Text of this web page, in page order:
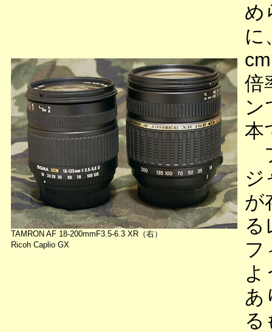
TAMRON AF 18-200mmF3.5-6.3 XR（右）
Ricoh Caplio GX
め
に
倍
ン
本
ジ
が
る
フ
よ
あ
る